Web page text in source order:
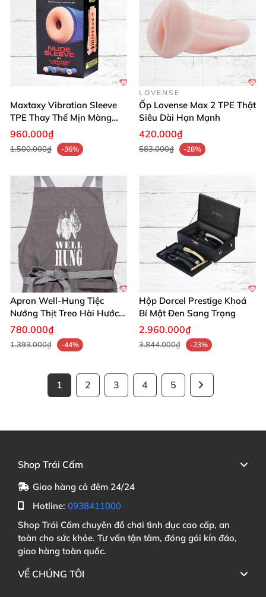
Maxtaxy Vibration Sleeve
TPE Thay Thế Mịn Màng
Thăng Hoa
960.000₫
1.500.000₫ -36%
LOVENSE
Ốp Lovense Max 2 TPE Thật
Siêu Dài Hạn Mạnh
420.000₫
583.000₫ -28%
Apron Well-Hung Tiệc
Nướng Thịt Treo Hài Hước
Quà Độc Đáo
780.000₫
1.393.000₫ -44%
Hộp Dorcel Prestige Khoá
Bí Mật Đen Sang Trọng
2.960.000₫
3.844.000₫ -23%
1 2 3 4 5
Shop Trái Cấm
Giao hàng cả đêm 24/24
Hotline: 0938411000
Shop Trái Cấm chuyên đồ chơi tình dục cao cấp, an
toàn cho sức khỏe. Tư vấn tận tâm, đóng gói kín đáo,
giao hàng toàn quốc.
VỀ CHÚNG TÔI